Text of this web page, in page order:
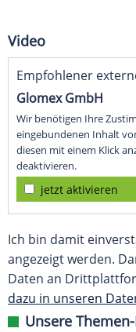
Video
Empfohlener
Glomex GmbH
Wir benötigen Ihre
eingebundenen Inhalt
diesen mit einem Klick
deaktivieren.
jetzt aktivieren
Ich bin damit
angezeigt werden.
Daten an
dazu in unseren
Unsere